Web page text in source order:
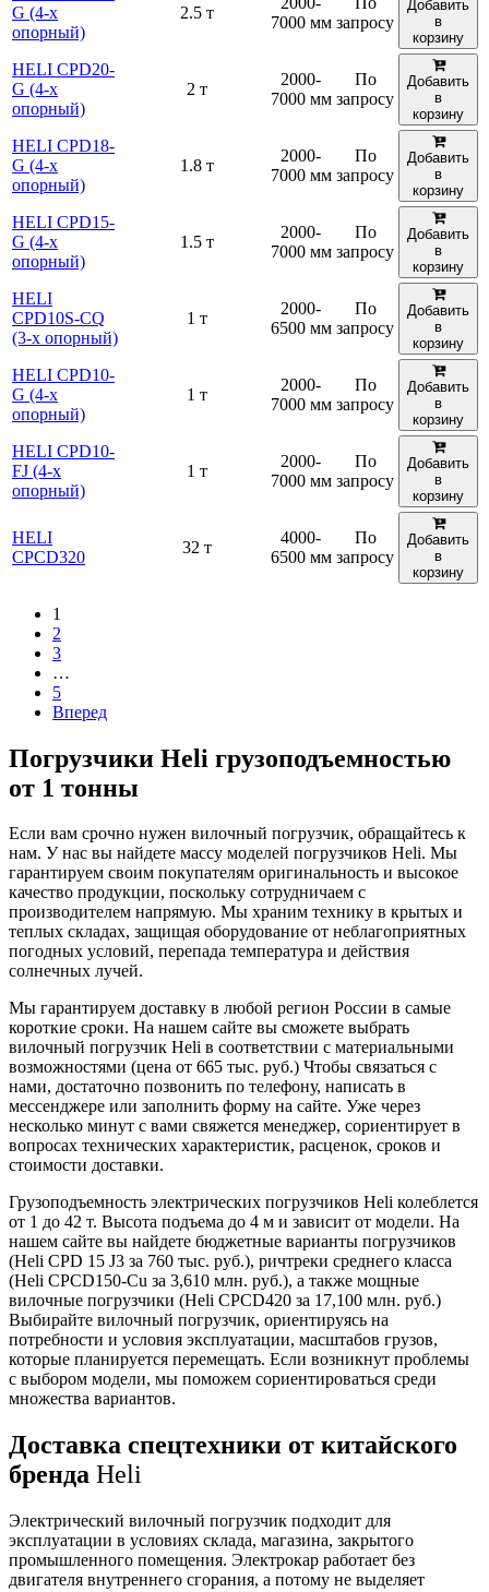
G (4-х
опорный)
2.5 т
7000 мм запросу
Добавить
в
корзину
HELI CPD20-
G (4-х
опорный)
2 т
2000-
7000 мм
По
запросу
Добавить
в
корзину
HELI CPD18-
G (4-х
опорный)
1.8 т
2000-
7000 мм
По
запросу
Добавить
в
корзину
HELI CPD15-
G (4-х
опорный)
1.5 т
2000-
7000 мм
По
запросу
Добавить
в
корзину
HELI
CPD10S-CQ
(3-х опорный)
1 т
2000-
6500 мм
По
запросу
Добавить
в
корзину
HELI CPD10-
G (4-х
опорный)
1 т
2000-
7000 мм
По
запросу
Добавить
в
корзину
HELI CPD10-
FJ (4-х
опорный)
1 т
2000-
7000 мм
По
запросу
Добавить
в
корзину
HELI
CPCD320
32 т
4000-
6500 мм
По
запросу
Добавить
в
корзину
1
2
3
…
5
Вперед
Погрузчики Heli грузоподъемностью
от 1 тонны
Если вам срочно нужен вилочный погрузчик, обращайтесь к
нам. У нас вы найдете массу моделей погрузчиков Heli. Мы
гарантируем своим покупателям оригинальность и высокое
качество продукции, поскольку сотрудничаем с
производителем напрямую. Мы храним технику в крытых и
теплых складах, защищая оборудование от неблагоприятных
погодных условий, перепада температура и действия
солнечных лучей.
Мы гарантируем доставку в любой регион России в самые
короткие сроки. На нашем сайте вы сможете выбрать
вилочный погрузчик Heli в соответствии с материальными
возможностями (цена от 665 тыс. руб.) Чтобы связаться с
нами, достаточно позвонить по телефону, написать в
мессенджере или заполнить форму на сайте. Уже через
несколько минут с вами свяжется менеджер, сориентирует в
вопросах технических характеристик, расценок, сроков и
стоимости доставки.
Грузоподъемность электрических погрузчиков Heli колеблется
от 1 до 42 т. Высота подъема до 4 м и зависит от модели. На
нашем сайте вы найдете бюджетные варианты погрузчиков
(Heli CPD 15 J3 за 760 тыс. руб.), ричтреки среднего класса
(Heli CPCD150-Cu за 3,610 млн. руб.), а также мощные
вилочные погрузчики (Heli CPCD420 за 17,100 млн. руб.)
Выбирайте вилочный погрузчик, ориентируясь на
потребности и условия эксплуатации, масштабов грузов,
которые планируется перемещать. Если возникнут проблемы
с выбором модели, мы поможем сориентироваться среди
множества вариантов.
Доставка спецтехники от китайского
бренда Heli
Электрический вилочный погрузчик подходит для
эксплуатации в условиях склада, магазина, закрытого
промышленного помещения. Электрокар работает без
двигателя внутреннего сгорания, а потому не выделяет